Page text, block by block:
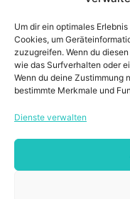
Um dir ein optimales
Cookies, um
zuzugreifen. Wenn du
wie das Surfverhalten oder
Wenn du deine Zustimmung
bestimmte Merkmale und
Dienste verwalten
Kontakt
Impressum
Anrufen